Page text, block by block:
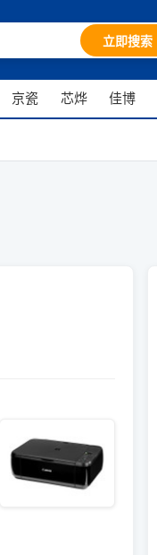
立即搜索
京瓷 芯烨 佳博